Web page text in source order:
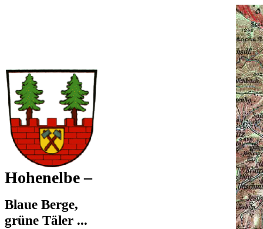
Hohenelbe –
Blaue Berge,
grüne Täler ...